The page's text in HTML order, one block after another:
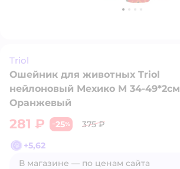
Triol
Ошейник для животных Triol
нейлоновый Мехико M 34-49*2см
Оранжевый
281 ₽ −25%
375 ₽
+5,62
В магазине — по ценам сайта